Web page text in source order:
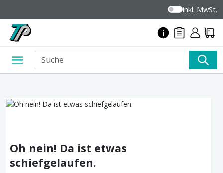
inkl. MwSt.
Oh nein! Da ist etwas
schiefgelaufen.